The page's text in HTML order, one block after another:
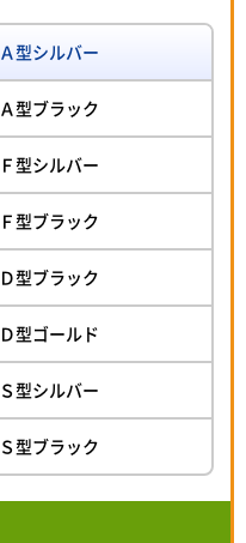
Ａ型シルバー
Ａ型ブラック
Ｆ型シルバー
Ｆ型ブラック
Ｄ型ブラック
Ｄ型ゴールド
Ｓ型シルバー
Ｓ型ブラック